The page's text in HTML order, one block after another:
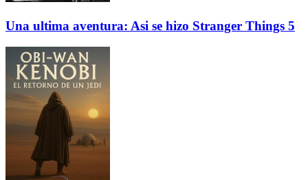
Una ultima aventura: Asi se hizo Stranger Things 5